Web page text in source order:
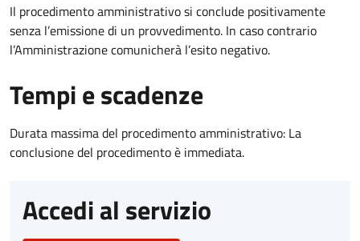
Il procedimento amministrativo si conclude positivamente
senza l’emissione di un provvedimento. In caso contrario
l’Amministrazione comunicherà l’esito negativo.
Tempi e scadenze
Durata massima del procedimento amministrativo: La
conclusione del procedimento è immediata.
Accedi al servizio